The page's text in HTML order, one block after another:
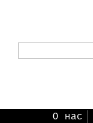
О нас